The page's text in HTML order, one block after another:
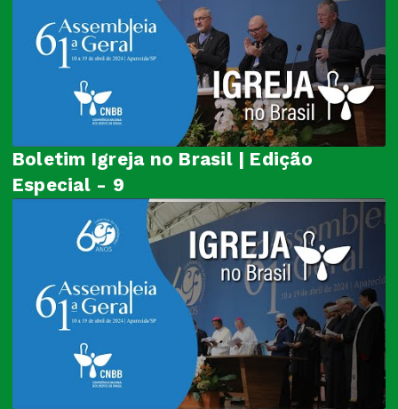
Boletim Igreja no Brasil | Edição
Especial - 9